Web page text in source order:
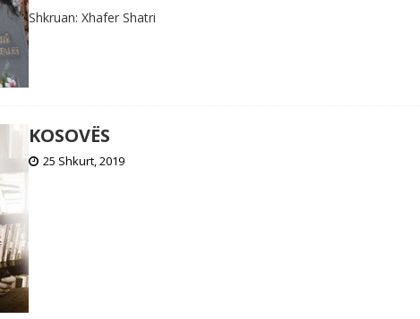
Shkruan: Xhafer Shatri
KOSOVËS
25 Shkurt, 2019